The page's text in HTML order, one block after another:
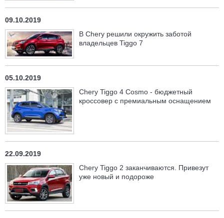
09.10.2019
В Chery решили окружить заботой
владельцев Tiggo 7
05.10.2019
Chery Tiggo 4 Cosmo - бюджетный
кроссовер с премиальным оснащением
22.09.2019
Chery Tiggo 2 заканчиваются. Привезут
уже новый и подороже